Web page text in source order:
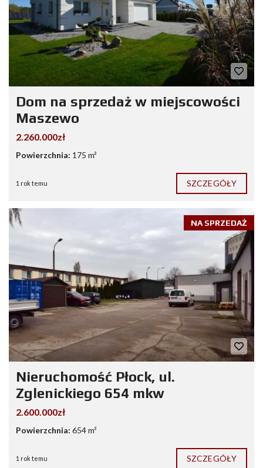
Dom na sprzedaż w miejscowości
Maszewo
2.260.000zł
Powierzchnia: 175 m²
1 rok temu SZCZEGÓŁY
NA SPRZEDAŻ
Nieruchomość Płock, ul.
Zglenickiego 654 mkw
2.600.000zł
Powierzchnia: 654 m²
1 rok temu SZCZEGÓŁY